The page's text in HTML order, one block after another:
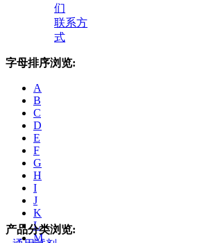
们
联系方
式
字母排序浏览:
A
B
C
D
E
F
G
H
I
J
K
L
M
产品分类浏览: